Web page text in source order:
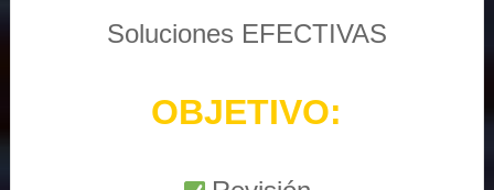
Soluciones EFECTIVAS
OBJETIVO: